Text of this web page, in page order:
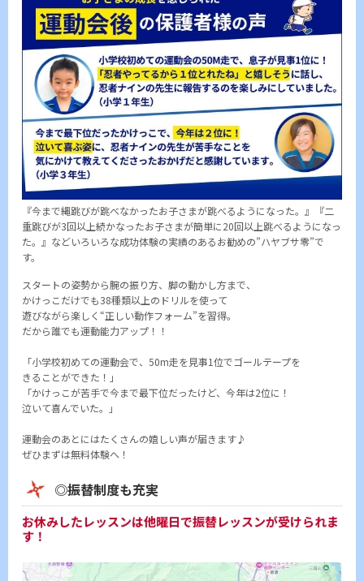
『今まで縄跳びが跳べなかったお子さまが跳べるようになった。』『二
重跳びが3回以上続かなったお子さまが簡単に20回以上跳べるようになっ
た。』などいろいろな成功体験の実績のあるお勧めの”ハヤブサ零”で
す。
スタートの姿勢から腕の振り方、脚の動かし方まで、
かけっこだけでも38種類以上のドリルを使って
遊びながら楽しく“正しい動作フォーム”を習得。
だから誰でも運動能力アップ！！
「小学校初めての運動会で、50m走を見事1位でゴールテープを
きることができた！」
「かけっこが苦手で今まで最下位だったけど、今年は2位に！
泣いて喜んでいた。」
運動会のあとにはたくさんの嬉しい声が届きます♪
ぜひまずは無料体験へ！
◎振替制度も充実
お休みしたレッスンは他曜日で振替レッスンが受けられま
す！